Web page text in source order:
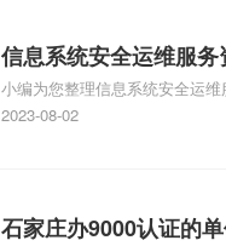
信息系统安全运维服务
级费用，信息系统安全
务资质二级
小编为您整理信息系统安全运维
证证书机构有哪些、安全运维服
体系认证知识，详情可查看下方
2023-08-02
石家庄办9000认证的